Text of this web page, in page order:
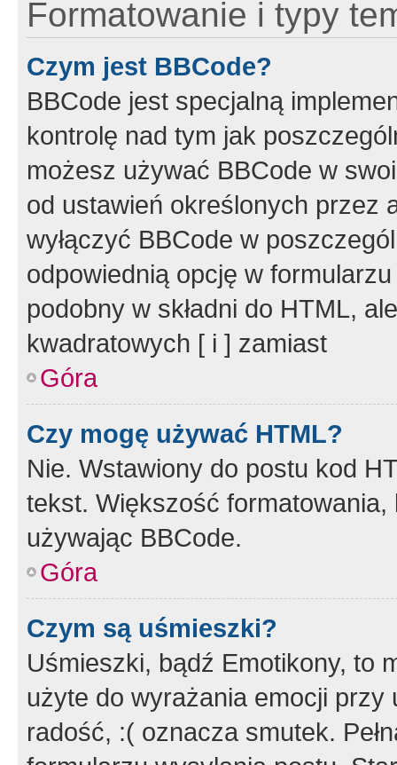
Formatowanie i typy
Czym jest BBCode?
BBCode jest specjalną
kontrolę nad tym jak
możesz używać BBCode w
od ustawień określonych przez
wyłączyć BBCode w
odpowiednią opcję w
podobny w składni do HTML,
kwadratowych [ i ] zamiast
Góra
Czy mogę używać HTML?
Nie. Wstawiony do postu kod
tekst. Większość
używając BBCode.
Góra
Czym są uśmieszki?
Uśmieszki, bądź Emotikony, to
użyte do wyrażania emocji
radość, :( oznacza smutek.